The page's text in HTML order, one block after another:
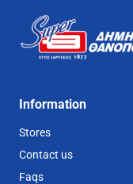
Information
Stores
Contact us
Faqs